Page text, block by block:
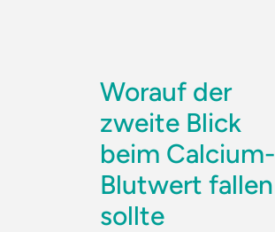
Worauf der
zweite Blick
beim Calcium-
Blutwert fallen
sollte